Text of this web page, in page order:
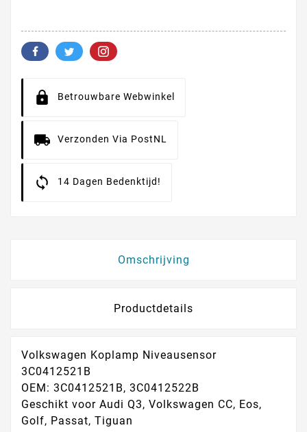
Betrouwbare Webwinkel
Verzonden Via PostNL
14 Dagen Bedenktijd!
Omschrijving
Productdetails
Volkswagen Koplamp Niveausensor
3C0412521B
OEM: 3C0412521B, 3C0412522B
Geschikt voor Audi Q3, Volkswagen CC, Eos,
Golf, Passat, Tiguan